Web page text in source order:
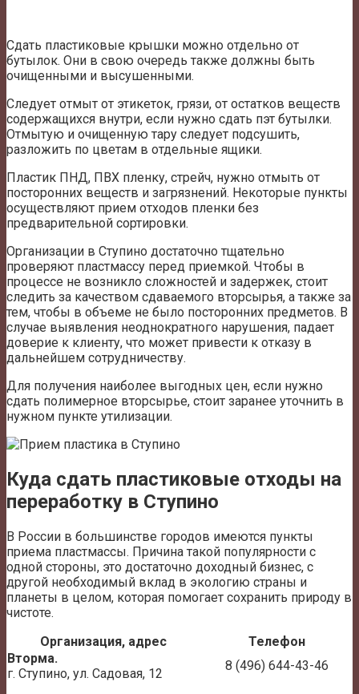
Сдать пластиковые крышки можно отдельно от
бутылок. Они в свою очередь также должны быть
очищенными и высушенными.
Следует отмыт от этикеток, грязи, от остатков веществ
содержащихся внутри, если нужно сдать пэт бутылки.
Отмытую и очищенную тару следует подсушить,
разложить по цветам в отдельные ящики.
Пластик ПНД, ПВХ пленку, стрейч, нужно отмыть от
посторонних веществ и загрязнений. Некоторые пункты
осуществляют прием отходов пленки без
предварительной сортировки.
Организации в Ступино достаточно тщательно
проверяют пластмассу перед приемкой. Чтобы в
процессе не возникло сложностей и задержек, стоит
следить за качеством сдаваемого вторсырья, а также за
тем, чтобы в объеме не было посторонних предметов. В
случае выявления неоднократного нарушения, падает
доверие к клиенту, что может привести к отказу в
дальнейшем сотрудничеству.
Для получения наиболее выгодных цен, если нужно
сдать полимерное вторсырье, стоит заранее уточнить в
нужном пункте утилизации.
Куда сдать пластиковые отходы на
переработку в Ступино
В России в большинстве городов имеются пункты
приема пластмассы. Причина такой популярности с
одной стороны, это достаточно доходный бизнес, с
другой необходимый вклад в экологию страны и
планеты в целом, которая помогает сохранить природу в
чистоте.
Организация, адрес
Телефон
Вторма.
г. Ступино, ул. Садовая, 12
8 (496) 644-43-46